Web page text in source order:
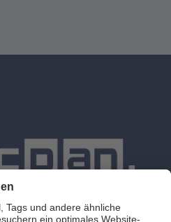
Karriere
Blog